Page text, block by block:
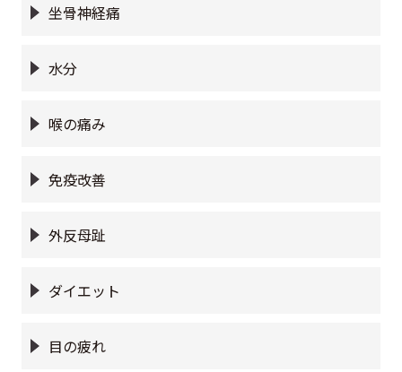
坐骨神経痛
水分
喉の痛み
免疫改善
外反母趾
ダイエット
目の疲れ